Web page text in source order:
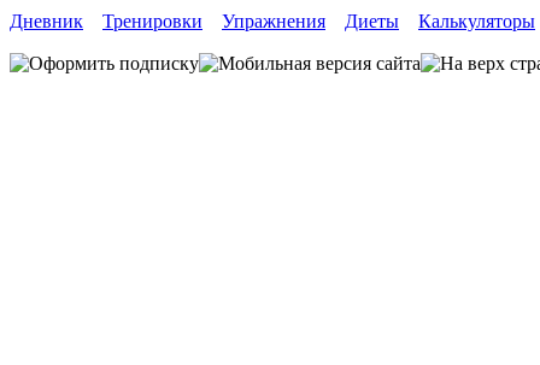
Дневник
Тренировки Упражнения Диеты Калькуляторы